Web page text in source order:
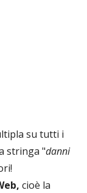
su tutti i
stringa "danni
cioè la